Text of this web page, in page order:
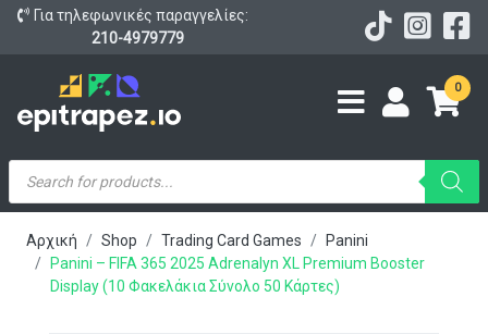
Για τηλεφωνικές παραγγελίες:
210-4979779
0
Products
search
Αρχική Shop Trading Card Games
Panini
Panini – FIFA 365 2025 Adrenalyn XL Premium Booster
Display (10 Φακελάκια Σύνολο 50 Κάρτες)